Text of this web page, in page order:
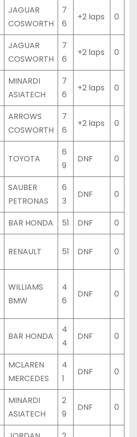
JAGUAR
COSWORTH
7
6
+2 laps 0
JAGUAR
COSWORTH
7
6
+2 laps 0
MINARDI
ASIATECH
7
6
+2 laps 0
ARROWS
COSWORTH
7
6
+2 laps 0
TOYOTA
6
9
DNF 0
SAUBER
PETRONAS
6
3
DNF 0
BAR HONDA 51 DNF
0
RENAULT 51 DNF 0
WILLIAMS
BMW
4
6
DNF 0
BAR HONDA
4
4
DNF 0
MCLAREN
MERCEDES
4
1
DNF 0
MINARDI
ASIATECH
2
9
DNF 0